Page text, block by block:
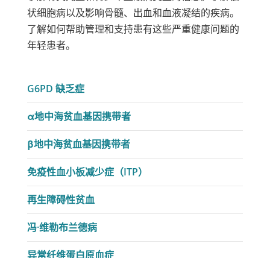
状细胞病以及影响骨髓、出血和血液凝结的疾病。
了解如何帮助管理和支持患有这些严重健康问题的
年轻患者。
G6PD 缺乏症
α地中海贫血基因携带者
β地中海贫血基因携带者
免疫性血小板减少症（ITP）
再生障碍性贫血
冯·维勒布兰德病
异常纤维蛋白原血症